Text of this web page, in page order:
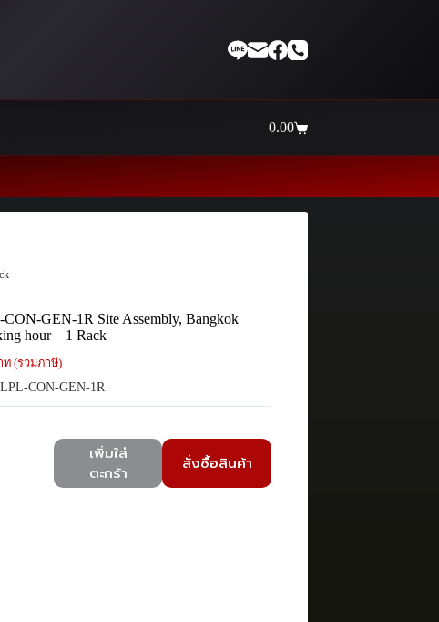
Shopping
0.00
GEN-1R Site Assembly, Bangkok
hour – 1 Rack
ท (รวมภาษี)
LPL-CON-GEN-1R
เพิ่มใส่
ตะกร้า
สั่งซื้อสินค้า